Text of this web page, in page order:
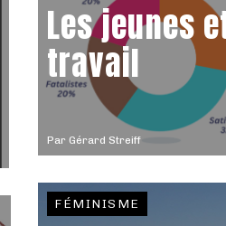
Par Gérard Streiff
Les jeunes
travail
FÉMINISME